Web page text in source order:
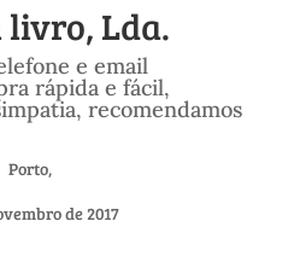
Lda.
e email
rápida e fácil,
recomendamos
Porto,
de 2017